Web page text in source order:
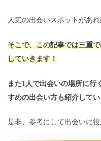
人気の出会いスポットがあれ
そこで、この記事では三重
していきます！
また1人で出会いの場所に
すめの出会い方も紹介して
是非、参考にして出会いに役